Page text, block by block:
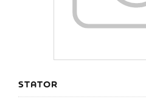
STATOR